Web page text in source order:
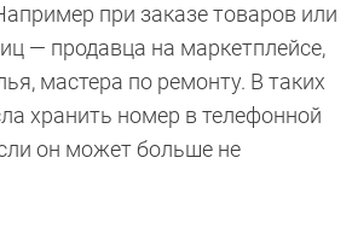
при заказе товаров или
— продавца на маркетплейсе,
мастера по ремонту. В таких
хранить номер в телефонной
он может больше не